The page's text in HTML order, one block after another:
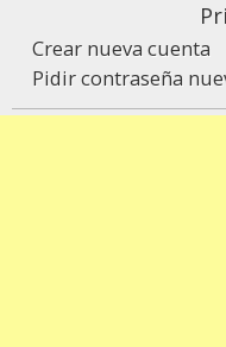
Crear nueva cuenta
Pidir contraseña